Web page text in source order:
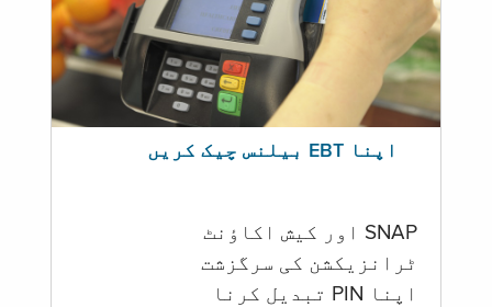
اپنا EBT بیلنس چیک کریں
SNAP اور کیش اکاؤنٹ
ٹرانزیکشن کی سرگزشت
اپنا PIN تبدیل کرنا